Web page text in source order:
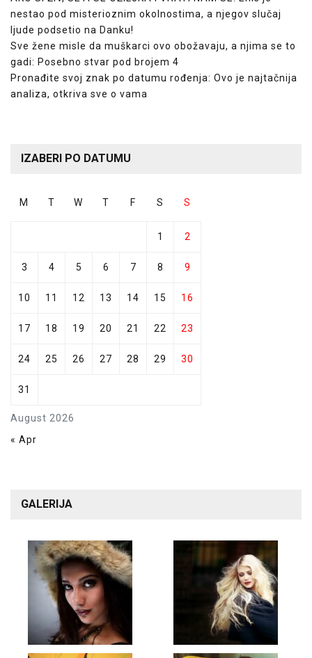
nestao pod misterioznim okolnostima, a njegov slučaj
ljude podsetio na Danku!
Sve žene misle da muškarci ovo obožavaju, a njima se to
gadi: Posebno stvar pod brojem 4
Pronađite svoj znak po datumu rođenja: Ovo je najtačnija
analiza, otkriva sve o vama
IZABERI PO DATUMU
August 2026
M T W T F S S
1 2
3 4 5 6 7 8 9
10 11 12 13 14 15 16
17 18 19 20 21 22 23
24 25 26 27 28 29 30
31
« Apr
GALERIJA